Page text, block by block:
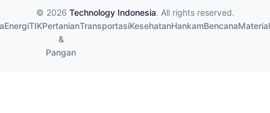
© 2026 Technology Indonesia. All rights reserved.
EnergiTIKPertanian
&
Pangan
TransportasiKesehatanHankamBencanaMaterial